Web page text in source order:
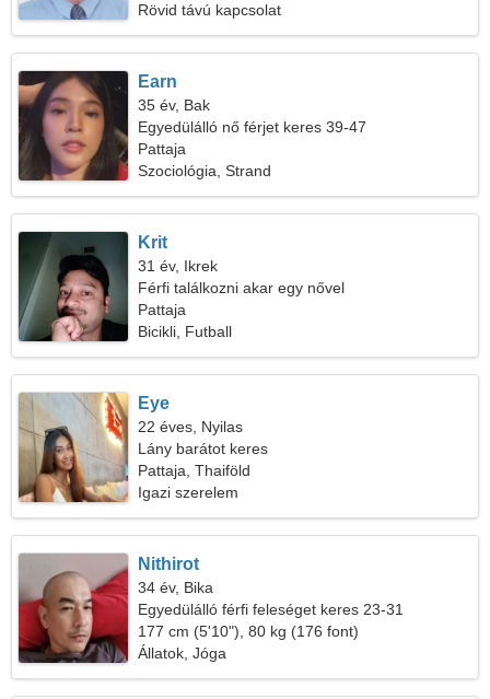
Rövid távú kapcsolat
Earn
35 év, Bak
Egyedülálló nő férjet keres 39-47
Pattaja
Szociológia, Strand
Krit
31 év, Ikrek
Férfi találkozni akar egy nővel
Pattaja
Bicikli, Futball
Eye
22 éves, Nyilas
Lány barátot keres
Pattaja, Thaiföld
Igazi szerelem
Nithirot
34 év, Bika
Egyedülálló férfi feleséget keres 23-31
177 cm (5'10"), 80 kg (176 font)
Állatok, Jóga